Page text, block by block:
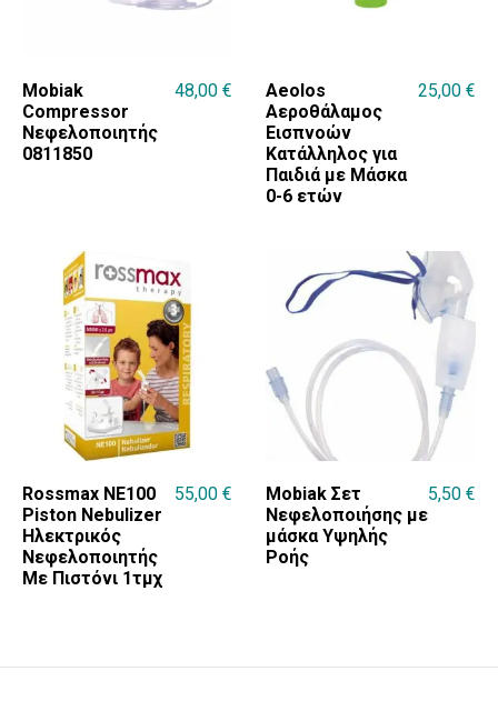
Mobiak
Compressor
Νεφελοποιητής
0811850
48,00 €
Aeolos
Αεροθάλαμος
Εισπνοών
Κατάλληλος για
Παιδιά με Μάσκα
0-6 ετών
25,00 €
Rossmax NE100
Piston Nebulizer
Ηλεκτρικός
Νεφελοποιητής
Με Πιστόνι 1τμχ
55,00 €
Mobiak Σετ
Νεφελοποιήσης με
μάσκα Υψηλής
Ροής
5,50 €